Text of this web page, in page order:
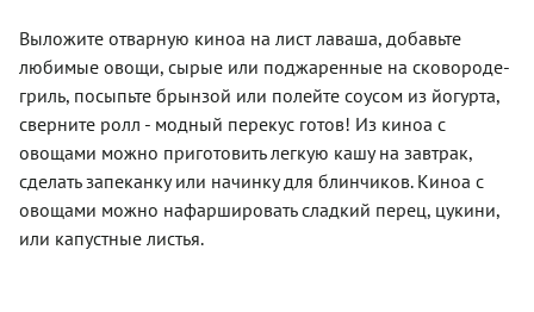
диабетикам
и тем, у
кого
непереносимость
глютена,
а также
вегетарианцам,
киноа
салате
предусмотрено
все,
чтобы
было и
вкусно, и
полезно,
и
питательно,
и при
этом не
Выложите отварную киноа на лист лаваша, добавьте
любимые овощи, сырые или поджаренные на сковороде-
гриль, посыпьте брынзой или полейте соусом из йогурта,
сверните ролл - модный перекус готов! Из киноа с
овощами можно приготовить легкую кашу на завтрак,
сделать запеканку или начинку для блинчиков. Киноа с
овощами можно нафаршировать сладкий перец, цукини,
или капустные листья.